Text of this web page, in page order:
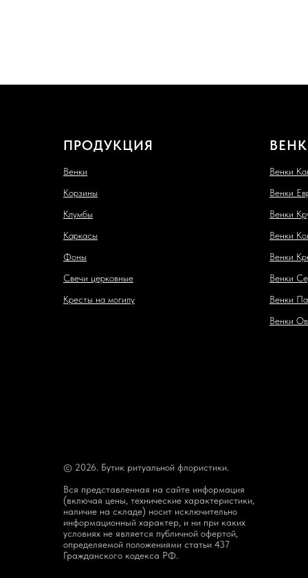
ПРОДУКЦИЯ
Венки
Корзины
Клумбы
Каркасы
Фоны
Свечи церковные
Кресты на могилу
Венки
Венки
Венки
Венки
Венки
Венки
Венки
Венки
© 2026. Бутик ритуальной флористики.
Вся представленная на сайте информация
(включая цены, технические характеристики,
наличие на складе) носит исключительно
информационный характер, и ни при каких
условиях не является публичной офертой,
определяемой положениями статьи 437
Гражданского кодекса РФ.